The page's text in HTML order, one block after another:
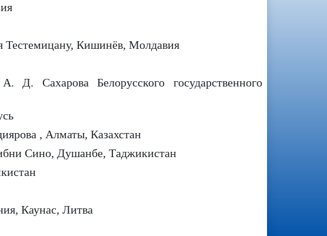
Тестемицану, Кишинёв, Молдавия
Д. Сахарова Белорусского государственного
, Алматы, Казахстан
Сино, Душанбе, Таджикистан
Каунас, Литва